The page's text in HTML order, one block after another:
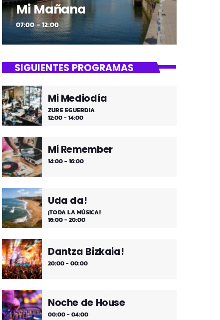
Mi Mañana
07:00 - 12:00
SIGUIENTES PROGRAMAS
Mi Mediodía
ZURE EGUERDIA
12:00 - 14:00
Mi Remember
14:00 - 16:00
Uda da!
¡TODA LA MÚSICA!
16:00 - 20:00
Dantza Bizkaia!
20:00 - 00:00
Noche de House
00:00 - 04:00